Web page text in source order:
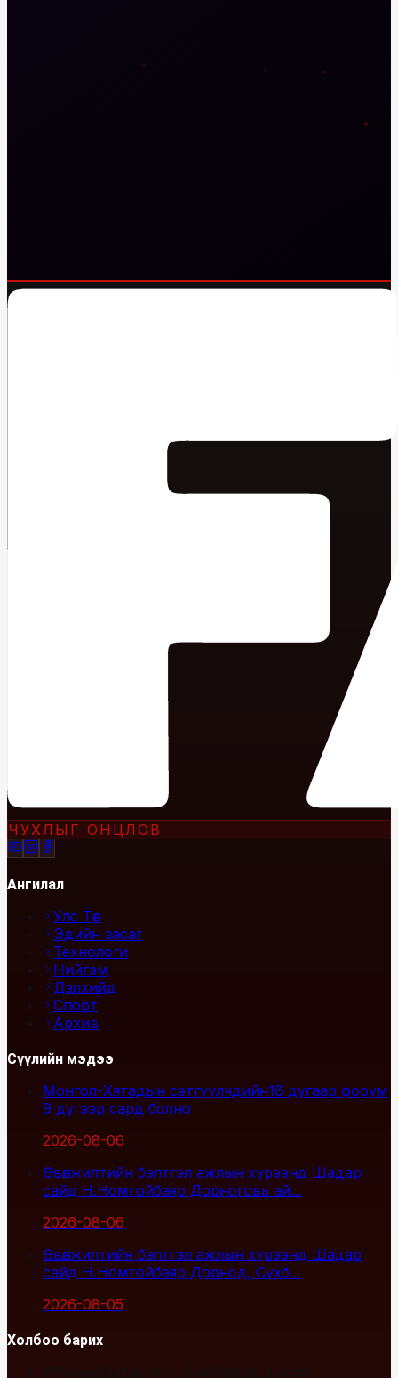
ЧУХЛЫГ ОНЦЛОВ
Ангилал
Улс Төр
Эдийн засаг
Технологи
Нийгэм
Дэлхийд
Спорт
Архив
Сүүлийн мэдээ
Монгол-Хятадын сэтгүүлчдийн16 дугаар форум
9 дүгээр сард болно
2026-08-06
Өвөлжилтийн бэлтгэл ажлын хүрээнд Шадар
сайд Н.Номтойбаяр Дорноговь ай...
2026-08-06
Өвөлжилтийн бэлтгэл ажлын хүрээнд Шадар
сайд Н.Номтойбаяр Дорнод, Сүхб...
2026-08-05
Холбоо барих